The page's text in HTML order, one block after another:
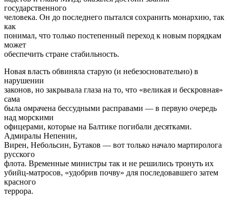
государственного
человека. Он до последнего пытался сохранить монархию, так
как
понимал, что только постепенный переход к новым порядкам
может
обеспечить стране стабильность.
Новая власть обвиняла старую (и небезосновательно) в
нарушении
законов, но закрывала глаза на то, что «великая и бескровная»
сама
была омрачена бессудными расправами — в первую очередь
над морскими
офицерами, которые на Балтике погибали десятками.
Адмиралы Непенин,
Вирен, Небольсин, Бутаков — вот только начало мартиролога
русского
флота. Временные министры так и не решились тронуть их
убийц-матросов, «удобрив почву» для последовавшего затем
красного
террора.